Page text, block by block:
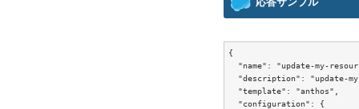
{
"name": "update-my-
"description": "update-
  "template": "anthos",
  "configuration": {